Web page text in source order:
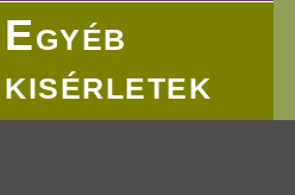
Egyéb
kisérletek